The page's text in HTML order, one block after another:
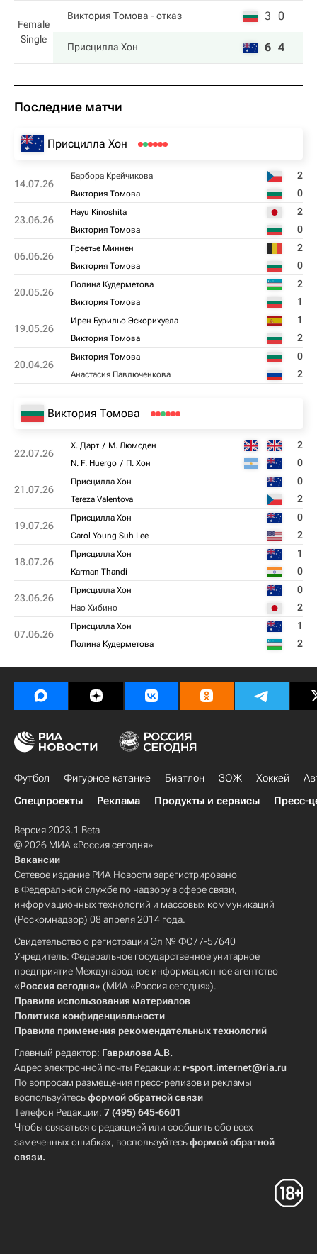
Female
Single
Виктория Томова - отказ 3 0
Присцилла Хон 6 4
Последние матчи
Присцилла Хон
14.07.26
Барбора Крейчикова 2
Виктория Томова 0
23.06.26
Hayu Kinoshita 2
Виктория Томова 0
06.06.26
Греетье Миннен 2
Виктория Томова 0
20.05.26
Полина Кудерметова 2
Виктория Томова 1
19.05.26
Ирен Бурильо Эскорихуела 1
Виктория Томова 2
20.04.26
Виктория Томова 0
Анастасия Павлюченкова 2
Виктория Томова
22.07.26
Х. Дарт М. Люмсден 2
N. F. Huergo П. Хон 0
21.07.26
Присцилла Хон 0
Tereza Valentova 2
19.07.26
Присцилла Хон 0
Carol Young Suh Lee 2
18.07.26
Присцилла Хон 1
Karman Thandi 0
23.06.26
Присцилла Хон 0
Нао Хибино 2
07.06.26
Присцилла Хон 1
Полина Кудерметова 2
Футбол Фигурное катание Биатлон ЗОЖ Хоккей
Спецпроекты
Реклама Продукты и сервисы Пресс-
Версия 2023.1 Beta
© 2026 МИА «Россия сегодня»
Вакансии
Сетевое издание РИА Новости зарегистрировано
в Федеральной службе по надзору в сфере связи,
информационных технологий и массовых коммуникаций
(Роскомнадзор) 08 апреля 2014 года.
Свидетельство о регистрации Эл № ФС77-57640
Учредитель: Федеральное государственное унитарное
предприятие Международное информационное агентство
«Россия сегодня» (МИА «Россия сегодня»).
Правила использования материалов
Политика конфиденциальности
Правила применения рекомендательных технологий
Главный редактор: Гаврилова А.В.
Адрес электронной почты Редакции: r-sport.internet@ria.ru
По вопросам размещения пресс-релизов и рекламы
воспользуйтесьформой обратной связи
Телефон Редакции: 7 (495) 645-6601
Чтобы связаться с редакцией или сообщить обо всех
замеченных ошибках, воспользуйтесьформой обратной
связи.